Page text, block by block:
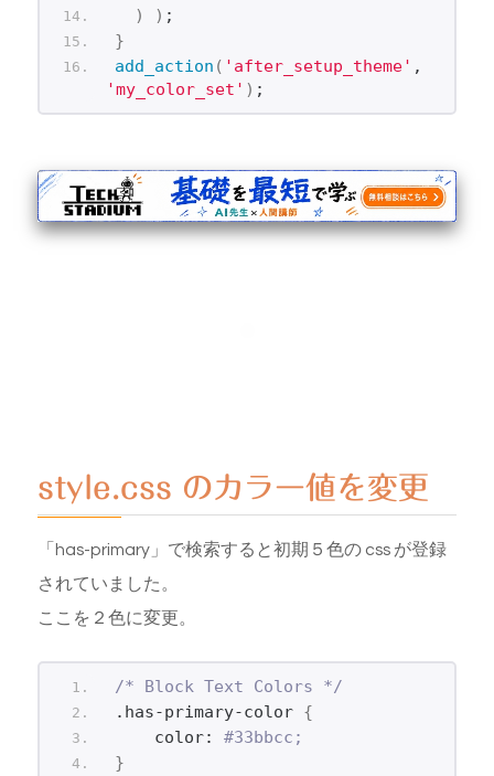
)
) ;
}
add_action ( 'after_setup_theme'
'my_color_set' ) ;
style.css のカラー値を変更
「has-primary」で検索すると初期５色の css が登録
されていました。
ここを２色に変更。
/* Block Text Colors */
.has-primary-color {
    color:
#33bbcc;
}